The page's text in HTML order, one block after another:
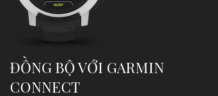
ĐỒNG BỘ VỚI GARMIN
CONNECT